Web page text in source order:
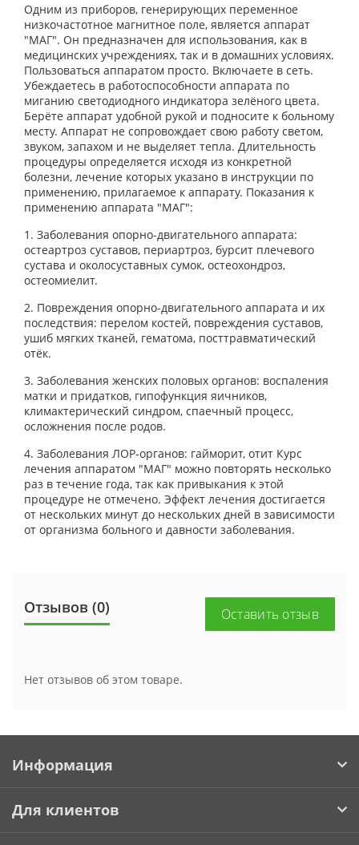
Одним из приборов, генерирующих переменное
низкочастотное магнитное поле, является аппарат
"МАГ". Он предназначен для использования, как в
медицинских учреждениях, так и в домашних условиях.
Пользоваться аппаратом просто. Включаете в сеть.
Убеждаетесь в работоспособности аппарата по
миганию светодиодного индикатора зелёного цвета.
Берёте аппарат удобной рукой и подносите к больному
месту. Аппарат не сопровождает свою работу светом,
звуком, запахом и не выделяет тепла. Длительность
процедуры определяется исходя из конкретной
болезни, лечение которых указано в инструкции по
применению, прилагаемое к аппарату. Показания к
применению аппарата "МАГ":
1. Заболевания опорно-двигательного аппарата:
остеартроз суставов, периартроз, бурсит плечевого
сустава и околосуставных сумок, остеохондроз,
остеомиелит.
2. Повреждения опорно-двигательного аппарата и их
последствия: перелом костей, повреждения суставов,
ушиб мягких тканей, гематома, посттравматический
отёк.
3. Заболевания женских половых органов: воспаления
матки и придатков, гипофункция яичников,
климактерический синдром, спаечный процесс,
осложнения после родов.
4. Заболевания ЛОР-органов: гайморит, отит Курс
лечения аппаратом "МАГ" можно повторять несколько
раз в течение года, так как привыкания к этой
процедуре не отмечено. Эффект лечения достигается
от нескольких минут до нескольких дней в зависимости
от организма больного и давности заболевания.
Отзывов (0) Оставить отзыв
Нет отзывов об этом товаре.
Информация
Для клиентов